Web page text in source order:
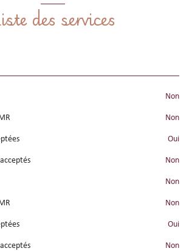
des services
non
non
oui
acceptés non
non
non
oui
acceptés non